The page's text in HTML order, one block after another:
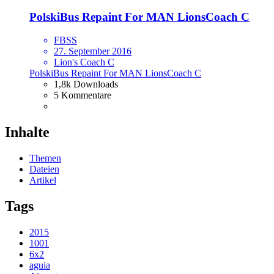
PolskiBus Repaint For MAN LionsCoach C
FBSS
27. September 2016
Lion's Coach C
PolskiBus Repaint For MAN LionsCoach C
1,8k Downloads
5 Kommentare
Inhalte
Themen
Dateien
Artikel
Tags
2015
1001
6x2
aguia